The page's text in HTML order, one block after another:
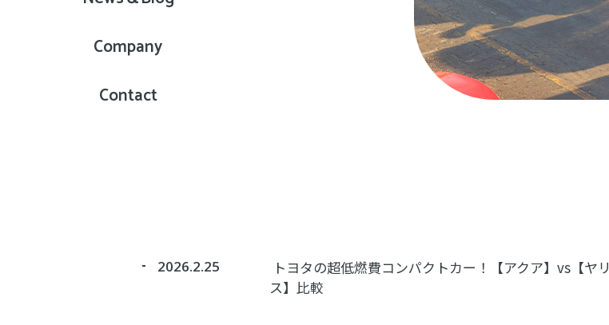
Company
Contact
2026.2.25
トヨタの超低燃費コンパクトカー！【アクア】vs【ヤリ
ス】比較